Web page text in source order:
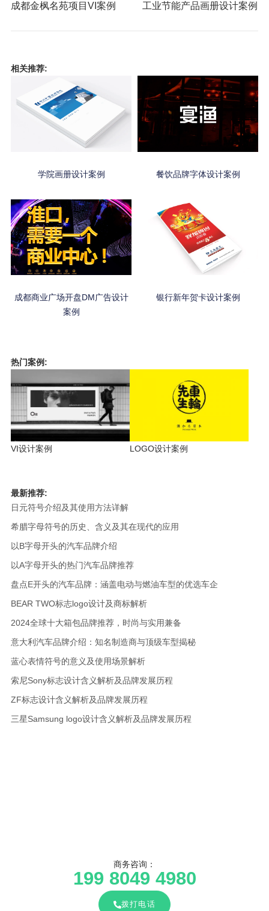
成都金枫名苑项目VI案例 工业节能产品画册设计案例
相关推荐:
学院画册设计案例 餐饮品牌字体设计案例
成都商业广场开盘DM广告设计
案例
银行新年贺卡设计案例
热门案例:
VI设计案例 LOGO设计案例
最新推荐:
日元符号介绍及其使用方法详解
希腊字母符号的历史、含义及其在现代的应用
以B字母开头的汽车品牌介绍
以A字母开头的热门汽车品牌推荐
盘点E开头的汽车品牌：涵盖电动与燃油车型的优选车企
BEAR TWO标志logo设计及商标解析
2024全球十大箱包品牌推荐，时尚与实用兼备
意大利汽车品牌介绍：知名制造商与顶级车型揭秘
蓝心表情符号的意义及使用场景解析
索尼Sony标志设计含义解析及品牌发展历程
ZF标志设计含义解析及品牌发展历程
三星Samsung logo设计含义解析及品牌发展历程
商务咨询：
199 8049 4980
拨打电话